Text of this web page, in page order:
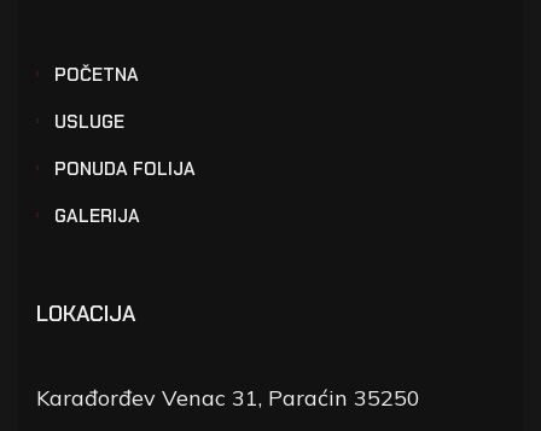
POČETNA
USLUGE
PONUDA FOLIJA
GALERIJA
LOKACIJA
Karađorđev Venac 31, Paraćin 35250